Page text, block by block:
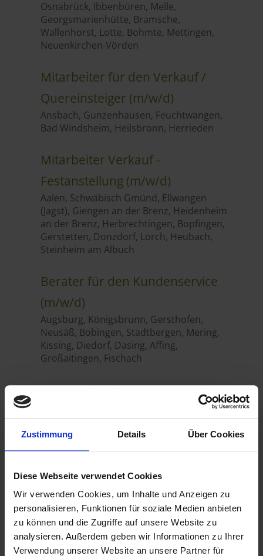
Zustimmung Details Über Cookies
Diese Webseite verwendet Cookies
Wir verwenden Cookies, um Inhalte und Anzeigen zu
personalisieren, Funktionen für soziale Medien anbieten
zu können und die Zugriffe auf unsere Website zu
analysieren. Außerdem geben wir Informationen zu Ihrer
Verwendung unserer Website an unsere Partner für